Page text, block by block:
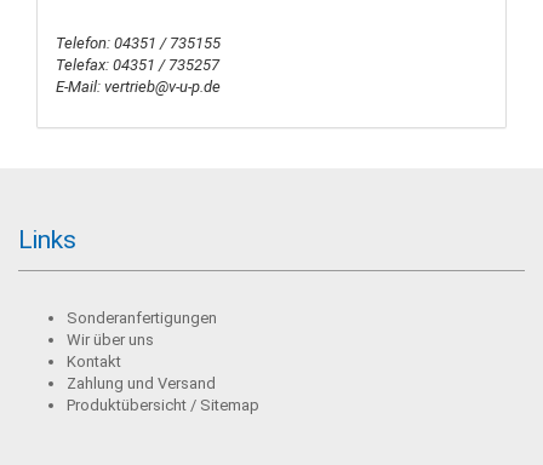
Telefon: 04351 / 735155
Telefax: 04351 / 735257
E-Mail: vertrieb@v-u-p.de
Links
Sonderanfertigungen
Wir über uns
Kontakt
Zahlung und Versand
Produktübersicht / Sitemap